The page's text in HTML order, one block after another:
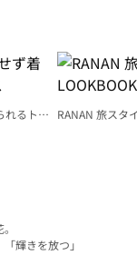
れるトッ
RANAN 旅スタ
輝きを放つ」